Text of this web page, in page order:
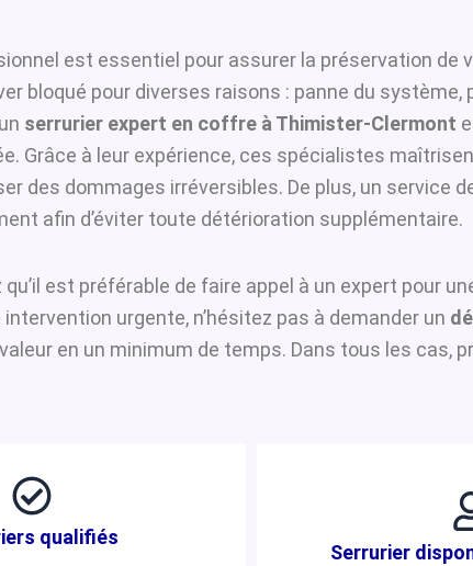
est essentiel pour assurer la préservation de
bloqué pour diverses raisons : panne du système,
serrurier expert en coffre à Thimister-Clermont
Grâce à leur expérience, ces spécialistes
des dommages irréversibles. De plus, un service
afin d’éviter toute détérioration supplémentaire.
qu’il est préférable de faire appel à un expert pour
urgente, n’hésitez pas à demander un
en un minimum de temps. Dans tous les cas,
qualifiés
Serrurier